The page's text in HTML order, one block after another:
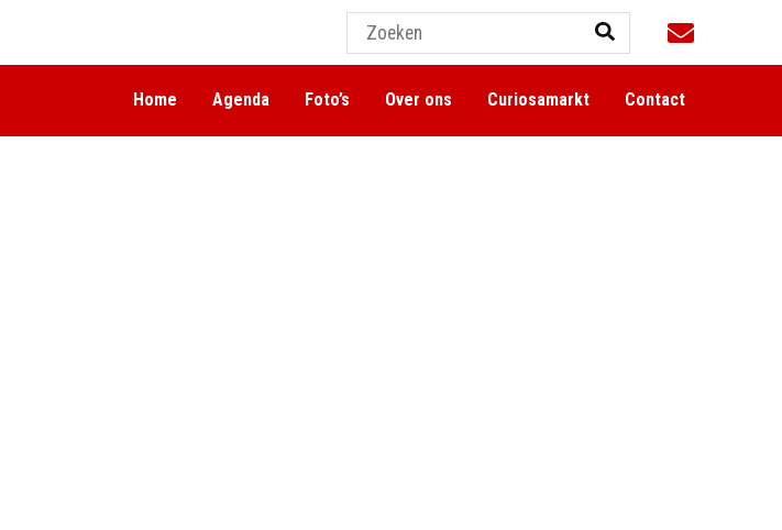
Home Agenda Foto’s Over ons Curiosamarkt Contact